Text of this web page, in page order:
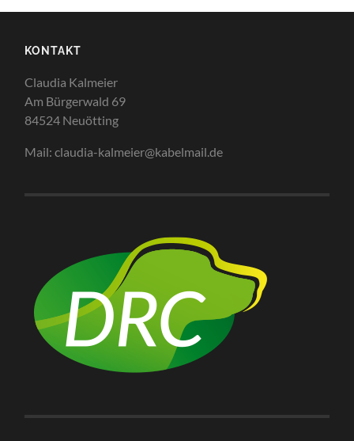
KONTAKT
Claudia Kalmeier
Am Bürgerwald 69
84524 Neuötting
Mail: claudia-kalmeier@kabelmail.de